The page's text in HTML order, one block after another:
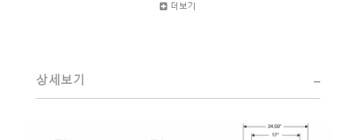
용자 경험과 제품과의 상호작용을 통한 인체공학적 접근방식
대한 철저한 연구와 인체공학 컨설턴트로 구성된 휴먼스케일
더보기
상세보기